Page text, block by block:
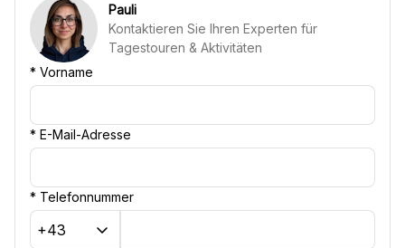
Pauli
Kontaktieren Sie Ihren Experten für
Tagestouren & Aktivitäten
* Vorname
* E-Mail-Adresse
* Telefonnummer